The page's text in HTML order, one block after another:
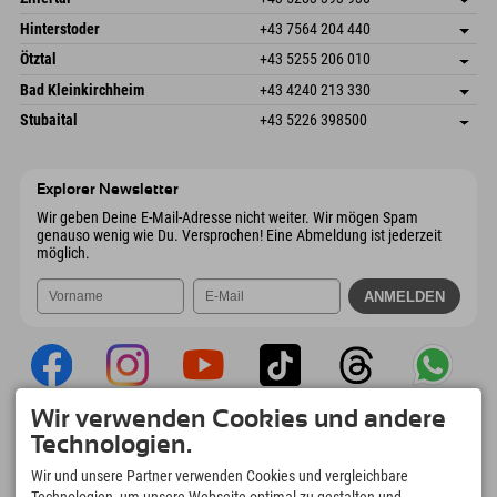
Österreich
Buchen
Schmiedau 2
6272 Kaltenbach im Zillertal
Österreich
Adresse speichern
Anreiseinfos
Buchen
Hinterstoder +43 7564 204 440
Freizeitpark 10
Österreich
Adresse speichern
Buchen
Ötztal +43 5255 206 010
Gscheat 14
6441 Umhausen
Österreich
Adresse speichern
Anreiseinfos
Buchen
Bad Kleinkirchheim +43 4240 213 330
Dorfstraße 24
Adresse speichern
Stubaital +43 5226 398500
Explorer Newsletter
Wir geben Deine E-Mail-Adresse nicht weiter. Wir mögen Spam
genauso wenig wie Du. Versprochen! Eine Abmeldung ist jederzeit
möglich.
Explorer App
Upload Deiner #ExplorerMoments, Mein
Explorer To Go mit Buchungsübersicht,
Wir verwenden Cookies und andere
Technologien.
Wir und unsere Partner verwenden Cookies und vergleichbare